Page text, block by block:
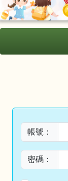
帳號：
密碼：